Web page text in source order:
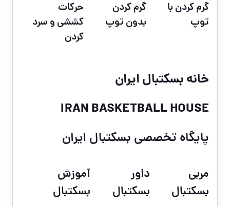
گرم کردن با
توپ
گرم کردن
بدون توپ
حرکات
کششی و سرد
کردن
خانه بسکتبال ایران
IRAN BASKETBALL HOUSE
پایگاه تخصصی بسکتبال ایران
مربی
بسکتبال
داور
بسکتبال
آموزش
بسکتبال